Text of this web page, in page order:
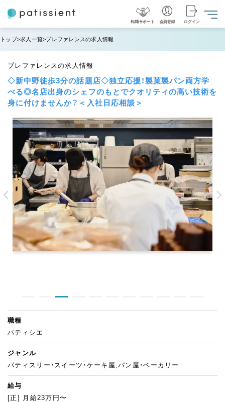
転職サポート 会員登録 ログイン
トップ 求人一覧 プレファレンスの求人情報
プレファレンスの求人情報
◇新中野徒歩3分の話題店◇独立応援！製菓製パン両方学
べる◎名店出身のシェフのもとでクオリティの高い技術を
身に付けませんか？＜入社日応相談＞
職種
パティシエ
ジャンル
パティスリー・スイーツ・ケーキ屋,パン屋・ベーカリー
給与
[正] 月給23万円〜